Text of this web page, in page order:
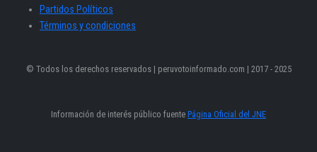
Partidos Políticos
Términos y condiciones
© Todos los derechos reservados | peruvotoinformado.com | 2017 - 2025
Información de interés público fuente Página Oficial del JNE